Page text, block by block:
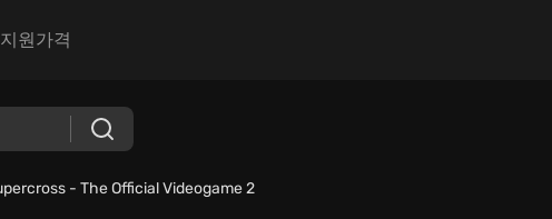
원가격
- The Official Videogame 2